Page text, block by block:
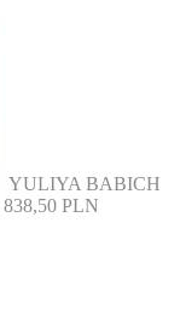
YULIYA BABICH
838,50 PLN